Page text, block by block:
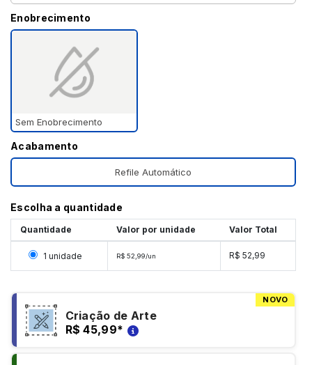
Enobrecimento
Sem Enobrecimento
Acabamento
Refile Automático
Escolha a quantidade
Quantidade Valor por unidade Valor Total
Selecionar 1 unidade
1 unidade R$ 52,99/un R$ 52,99
NOVO
Criação de Arte
R$ 45,99*